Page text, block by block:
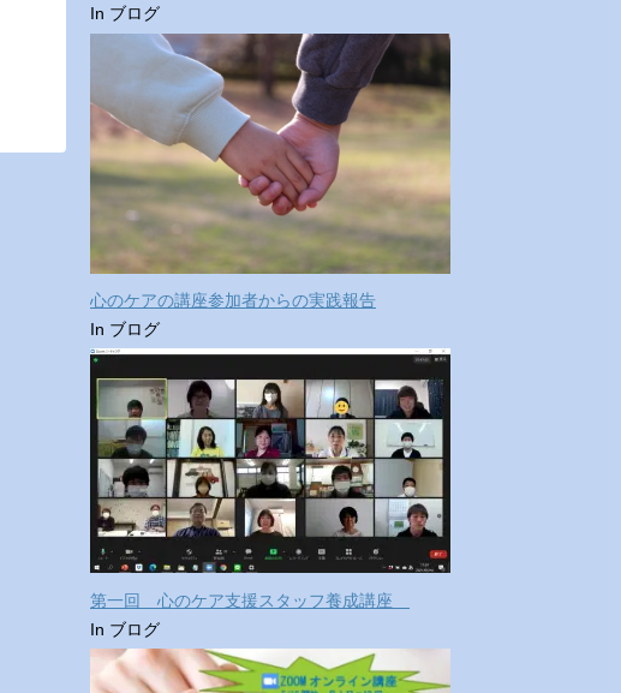
In ブログ
心のケアの講座参加者からの実践報告
In ブログ
第一回 心のケア支援スタッフ養成講座
In ブログ